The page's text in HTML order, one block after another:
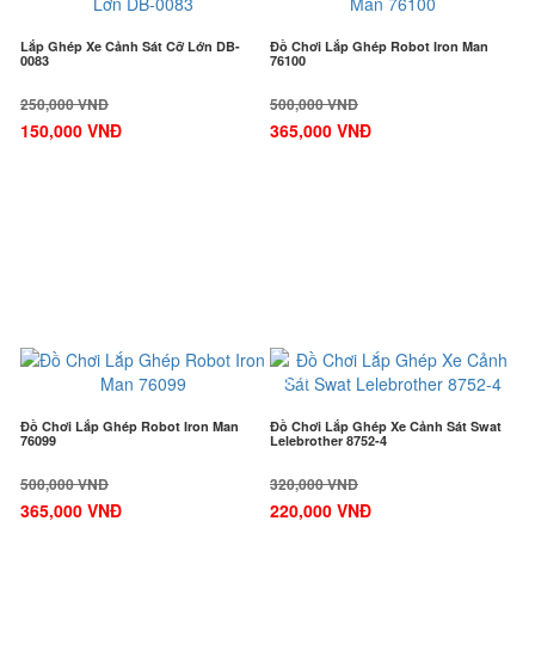
Lắp Ghép Xe Cảnh Sát Cỡ Lớn DB-
0083
250,000 VNĐ
150,000 VNĐ
Đồ Chơi Lắp Ghép Robot Iron Man
76100
500,000 VNĐ
365,000 VNĐ
Đồ Chơi Lắp Ghép Robot Iron Man
76099
500,000 VNĐ
365,000 VNĐ
-32%
Đồ Chơi Lắp Ghép Xe Cảnh Sát Swat
Lelebrother 8752-4
320,000 VNĐ
220,000 VNĐ